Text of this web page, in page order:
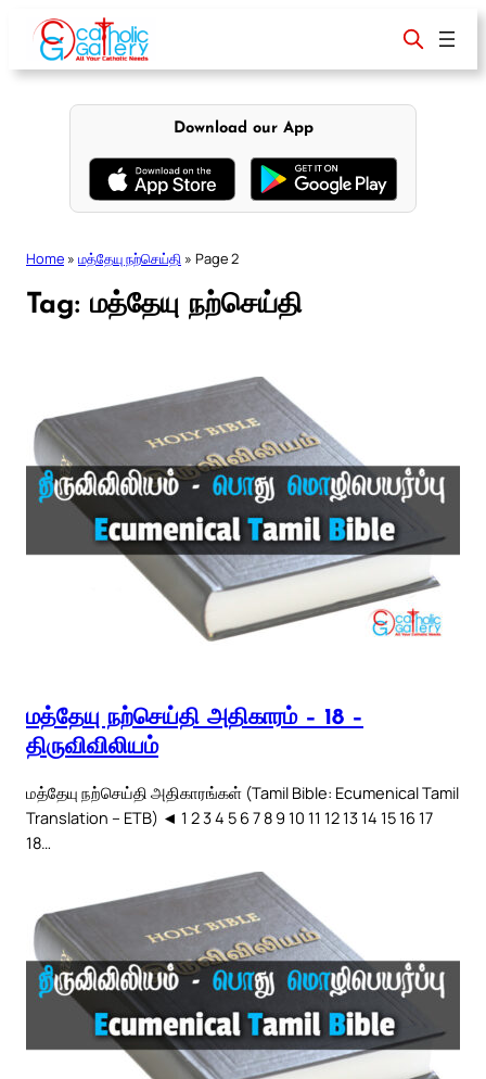
content
Download our App
Home » மத்தேயு நற்செய்தி » Page 2
Tag: மத்தேயு நற்செய்தி
மத்தேயு நற்செய்தி அதிகாரம் – 18 –
திருவிவிலியம்
மத்தேயு நற்செய்தி அதிகாரங்கள் (Tamil Bible: Ecumenical Tamil
Translation – ETB) ◄ 1 2 3 4 5 6 7 8 9 10 11 12 13 14 15 16 17
18…